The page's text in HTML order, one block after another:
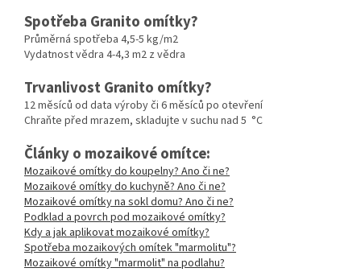
Spotřeba Granito omítky?
Průměrná spotřeba 4,5-5 kg/m2
Vydatnost vědra 4-4,3 m2 z vědra
Trvanlivost Granito omítky?
12 měsíců od data výroby či 6 měsíců po otevření
Chraňte před mrazem, skladujte v suchu nad 5 °C
Články o mozaikové omítce:
Mozaikové omítky do koupelny? Ano či ne?
Mozaikové omítky do kuchyně? Ano či ne?
Mozaikové omítky na sokl domu? Ano či ne?
Podklad a povrch pod mozaikové omítky?
Kdy a jak aplikovat mozaikové omítky?
Spotřeba mozaikových omítek "marmolitu"?
Mozaikové omítky "marmolit" na podlahu?